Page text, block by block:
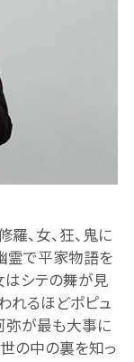
、女、狂、鬼に
霊で平家物語を
はシテの舞が見
れるほどポピュ
弥が最も大事に
の中の裏を知っ